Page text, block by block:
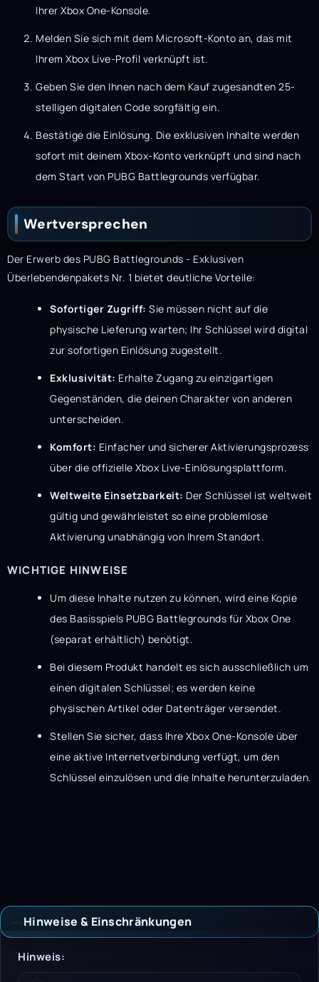
Ihrer Xbox One-Konsole.
Melden Sie sich mit dem Microsoft-Konto an, das mit
Ihrem Xbox Live-Profil verknüpft ist.
Geben Sie den Ihnen nach dem Kauf zugesandten 25-
stelligen digitalen Code sorgfältig ein.
Bestätige die Einlösung. Die exklusiven Inhalte werden
sofort mit deinem Xbox-Konto verknüpft und sind nach
dem Start von PUBG Battlegrounds verfügbar.
Wertversprechen
Der Erwerb des PUBG Battlegrounds - Exklusiven
Überlebendenpakets Nr. 1 bietet deutliche Vorteile:
Sofortiger Zugriff: Sie müssen nicht auf die
physische Lieferung warten; Ihr Schlüssel wird digital
zur sofortigen Einlösung zugestellt.
Exklusivität: Erhalte Zugang zu einzigartigen
Gegenständen, die deinen Charakter von anderen
unterscheiden.
Komfort: Einfacher und sicherer Aktivierungsprozess
über die offizielle Xbox Live-Einlösungsplattform.
Weltweite Einsetzbarkeit: Der Schlüssel ist weltweit
gültig und gewährleistet so eine problemlose
Aktivierung unabhängig von Ihrem Standort.
WICHTIGE HINWEISE
Um diese Inhalte nutzen zu können, wird eine Kopie
des Basisspiels PUBG Battlegrounds für Xbox One
(separat erhältlich) benötigt.
Bei diesem Produkt handelt es sich ausschließlich um
einen digitalen Schlüssel; es werden keine
physischen Artikel oder Datenträger versendet.
Stellen Sie sicher, dass Ihre Xbox One-Konsole über
eine aktive Internetverbindung verfügt, um den
Schlüssel einzulösen und die Inhalte herunterzuladen.
Hinweise & Einschränkungen
Hinweise &
Hinweis: